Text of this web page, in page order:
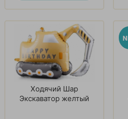
Ходячий Шар
Экскаватор желтый